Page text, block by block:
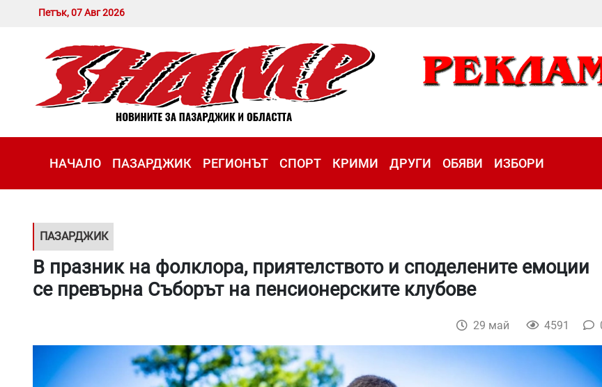
Петък, 07 Авг 2026
НАЧАЛО ПАЗАРДЖИК РЕГИОНЪТ СПОРТ КРИМИ ДРУГИ ОБЯВИ ИЗБОРИ
ПАЗАРДЖИК
В празник на фолклора, приятелството и споделените емоции
се превърна Съборът на пенсионерските клубове
29 май 4591